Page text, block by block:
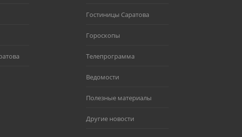
Гостиницы Саратова
Гороскопы
Телепрограмма
Ведомости
Полезные материалы
Другие новости